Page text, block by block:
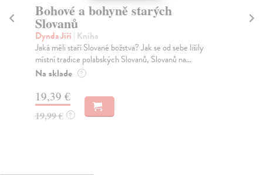
Bohové a bohyně starých
Slovanů
Dynda Jiří | Kniha
Jaká měli staří Slované božstva? Jak se od sebe lišily
místní tradice polabských Slovanů, Slovanů na...
Na sklade ?
19,39 €
19,99 € ?